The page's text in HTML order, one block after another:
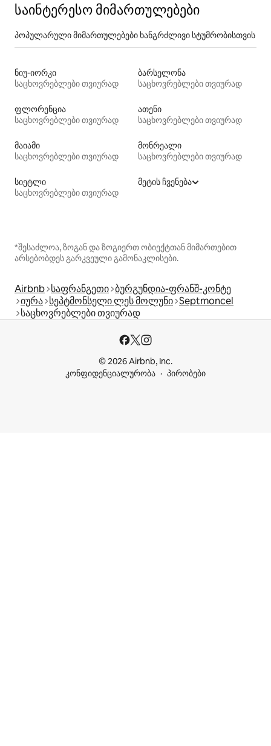
საინტერესო მიმართულებები
პოპულარული მიმართულებები ხანგრძლივი სტუმრობისთვის
ნიუ-იორკი
საცხოვრებლები თვიურად
ბარსელონა
საცხოვრებლები თვიურად
ფლორენცია
საცხოვრებლები თვიურად
ათენი
საცხოვრებლები თვიურად
მაიამი
საცხოვრებლები თვიურად
მონრეალი
საცხოვრებლები თვიურად
სიეტლი
საცხოვრებლები თვიურად
მეტის ჩვენება
*შესაძლოა, ზოგან და ზოგიერთ ობიექტთან მიმართებით
არსებობდეს გარკვეული გამონაკლისები.
Airbnb საფრანგეთი ბურგუნდია-ფრანშ-კონტე
იურა სეპტმონსელი ლეს მოლუნი Septmoncel
საცხოვრებლები თვიურად
© 2026 Airbnb, Inc.
კონფიდენციალურობა
პირობები